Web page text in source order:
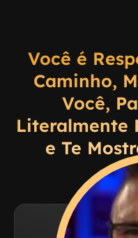
Você é
Caminho,
Você,
Literalmente
e Te